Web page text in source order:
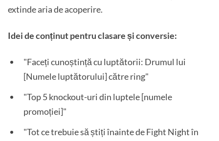
extinde aria de acoperire.
Idei de conținut pentru clasare și conversie:
"Faceți cunoștință cu luptătorii: Drumul lui
[Numele luptătorului] către ring"
"Top 5 knockout-uri din luptele [numele
promoției]"
"Tot ce trebuie să știți înainte de Fight Night în